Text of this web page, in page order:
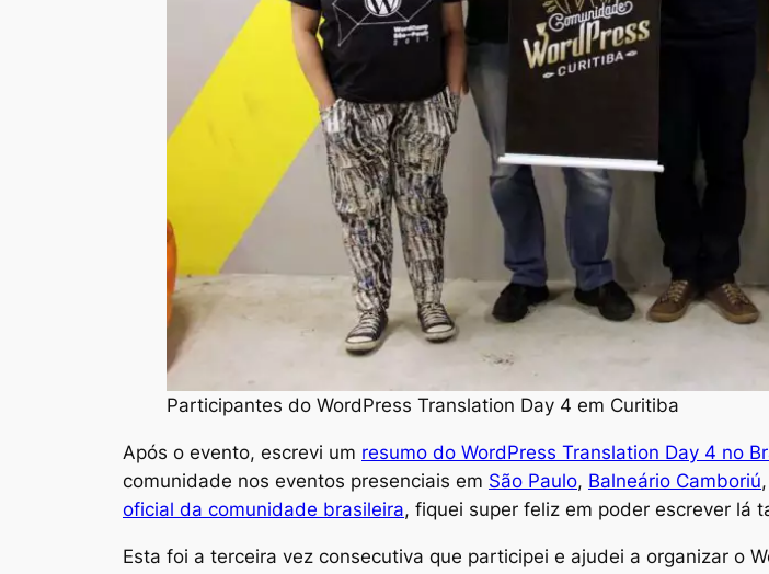
Participantes do WordPress Translation Day 4 em Curitiba
Após o evento, escrevi um resumo do WordPress Translation Day 4 no
comunidade nos eventos presenciais em São Paulo, Balneário Camboriú,
oficial da comunidade brasileira, fiquei super feliz em poder escrever lá
Esta foi a terceira vez consecutiva que participei e ajudei a organizar o